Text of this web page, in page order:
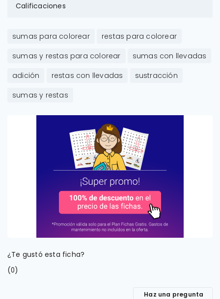
Calificaciones
sumas para colorear
restas para colorear
sumas y restas para colorear
sumas con llevadas
adición
restas con llevadas
sustracción
sumas y restas
¿Te gustó esta ficha?
(0)
Haz una pregunta